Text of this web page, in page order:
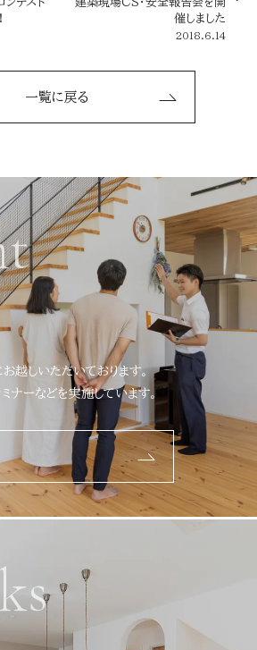
ンテスト
建築現場CS・安全報告会を開
催しました
2018.6.14
一覧に戻る
越しいただいております。
ナーなどを実施しています。